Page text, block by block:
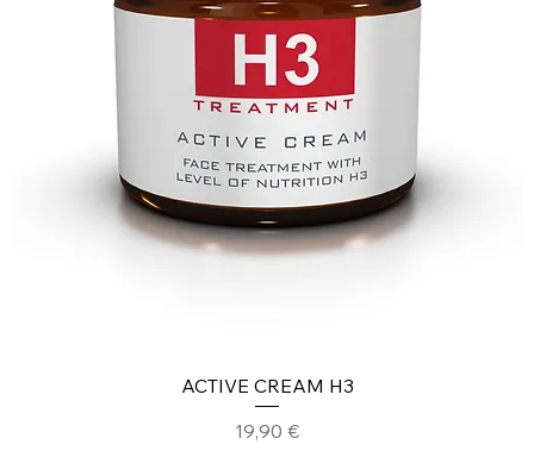
ACTIVE CREAM H3
Prezzo
19,90 €